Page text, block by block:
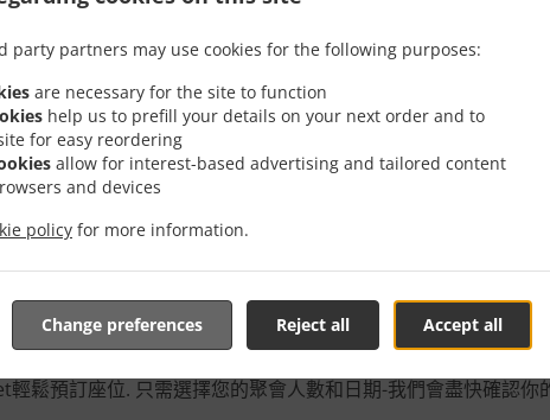
party partners may use cookies for the following purposes:
are necessary for the site to function
help us to prefill your details on your next order and to
for easy reordering
allow for interest-based advertising and tailored content
and devices
policy for more information.
Accept all
Reject all
Change preferences
的Etna Gourmet預訂
鬆預訂座位. 只需選擇您的聚會人數和日期-我們會盡快確認你